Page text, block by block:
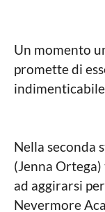
Un momento
promette di
Nella seconda
(Jenna
ad aggirarsi
Nevermore